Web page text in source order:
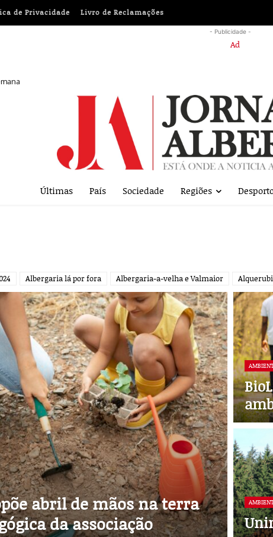
de Privacidade Livro de Reclamações
- Publicidade -
a chave vencedora desta terça-feira
Últimas País Sociedade Regiões
Albergaria lá por fora Albergaria-a-velha e Valmaior
abril de mãos na terra
da associação